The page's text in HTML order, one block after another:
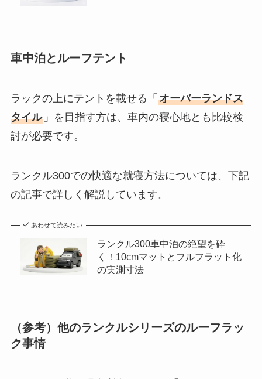
車中泊とルーフテント
ラックの上にテントを載せる「 オーバーランドス
タイル」を目指す方は、車内の寝心地とも比較検
討が必要です。
ランクル300での快適な就寝方法については、下記
の記事で詳しく解説しています。
あわせて読みたい
ランクル300車中泊の絶望を砕
く！10cmマットとフルフラット化
の実測寸法
（参考）他のランクルシリーズのルーフラッ
ク事情